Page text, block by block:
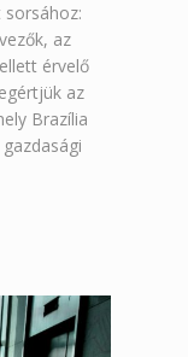
sorsához:
az
érvelő
az
Brazília